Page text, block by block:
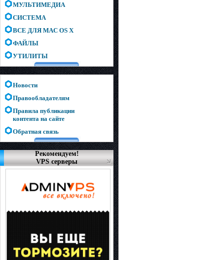
МУЛЬТИМЕДИА
СИСТЕМА
ВСЕ ДЛЯ MAC OS X
ФАЙЛЫ
УТИЛИТЫ
Новости
Правообладателям
Правила публикации
контента на сайте
Обратная связь
Рекомендуем!
VPS серверы